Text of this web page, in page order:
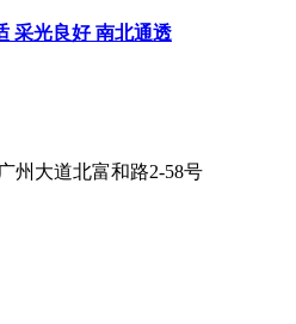
采光良好 南北通透
州大道北富和路2-58号